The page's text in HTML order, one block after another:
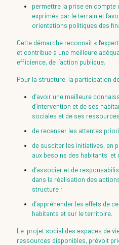
permettre la prise en
exprimés par le terrain et
orientations politiques des
Cette démarche reconnaît «
et contribue à une meilleure
efficience, de l’action publique.
Pour la structure, la participation
d’avoir une meilleure
d’intervention et de ses
sociales et de ses
de recenser les attentes
de susciter les initiatives, en
aux besoins des habitants et
d’associer et de
dans la réalisation des
structure ;
d’appréhender les effets de
habitants et sur le territoire.
Le projet social des espaces de
ressources disponibles, prévoit